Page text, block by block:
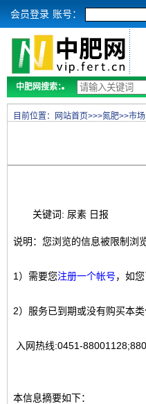
会员登录 账号：
中肥网搜索：
目前位置： 网站首页>>>氮肥>>市
关键词: 尿素 日报
说明：您浏览的信息被限制浏
1）需要您注册一个帐号，如您
2）服务已到期或没有购买本类
入网热线:0451-
本信息摘要如下：